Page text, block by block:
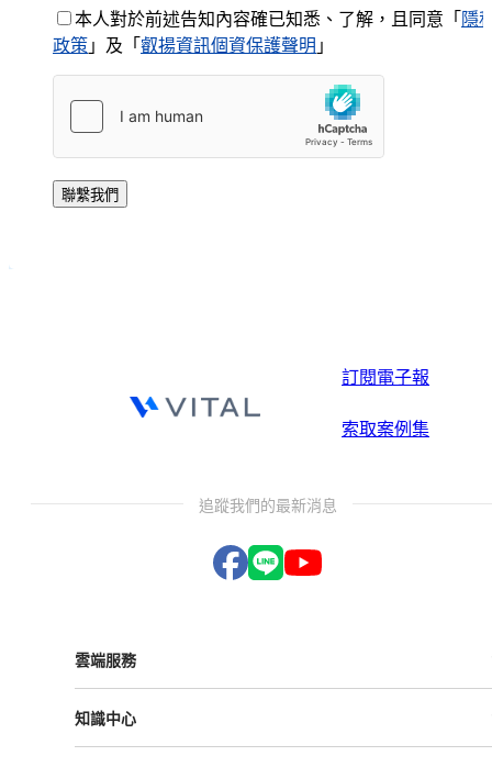
本人對於前述告知內容確已知悉、了解，且同意「 隱
政策 」及「 叡揚資訊個資保護聲明 」
聯繫我們
訂閱電子報
索取案例集
追蹤我們的最新消息
雲端服務
Vital NetZero
知識中心